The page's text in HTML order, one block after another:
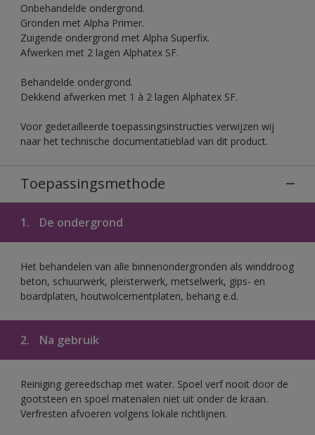
Onbehandelde ondergrond.
Gronden met Alpha Primer.
Zuigende ondergrond met Alpha Superfix.
Afwerken met 2 lagen Alphatex SF.
Behandelde ondergrond.
Dekkend afwerken met 1 à 2 lagen Alphatex SF.
Voor gedetailleerde toepassingsinstructies verwijzen wij
naar het technische documentatieblad van dit product.
Toepassingsmethode
1. De ondergrond
Het behandelen van alle binnenondergronden als winddroog
beton, schuurwerk, pleisterwerk, metselwerk, gips- en
boardplaten, houtwolcementplaten, behang e.d.
2. Na gebruik
Reiniging gereedschap met water. Spoel verf nooit door de
gootsteen en spoel materialen niet uit onder de kraan.
Verfresten afvoeren volgens lokale richtlijnen.